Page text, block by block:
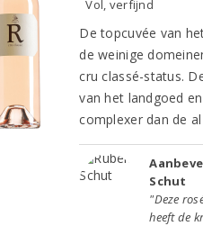
Vol, verfijnd
De topcuvée van
de weinige
cru classé-status.
van het landgoed
complexer dan de
Schut
"Deze
heeft de